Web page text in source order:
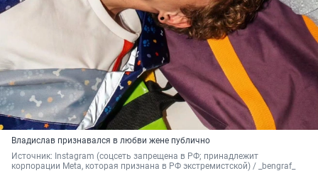
Владислав признавался в любви жене публично
Источник: Instagram (соцсеть запрещена в РФ; принадлежит
корпорации Meta, которая признана в РФ экстремистской) / _bengraf_